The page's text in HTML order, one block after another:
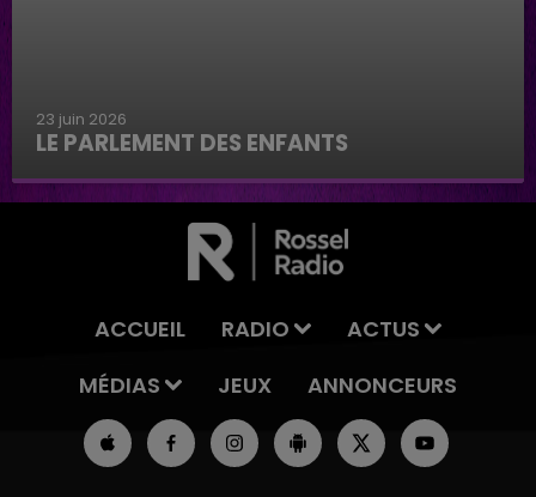
23 juin 2026
LE PARLEMENT DES ENFANTS
Le parlement des enfants
ACCUEIL RADIO
ACTUS
MÉDIAS
JEUX ANNONCEURS